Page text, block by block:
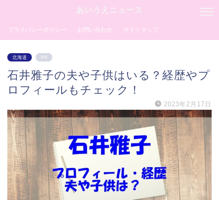
あいうえニュース
プライバシーポリシー お問い合わせ サイトマップ
北海道 PR
石井雅子の夫や子供はいる？経歴やプ
ロフィールもチェック！
2023年2月17日